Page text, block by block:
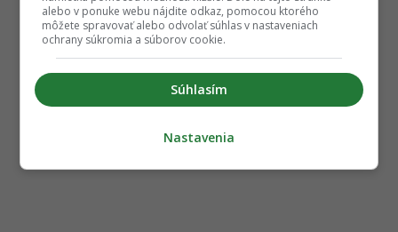
alebo v ponuke webu nájdite odkaz, pomocou ktorého
môžete spravovať alebo odvolať súhlas v nastaveniach
ochrany súkromia a súborov cookie.
Súhlasím
Nastavenia